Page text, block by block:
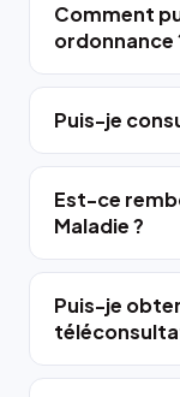
Comment
ordonnance
Puis-je
Est-ce
Maladie ?
Puis-je